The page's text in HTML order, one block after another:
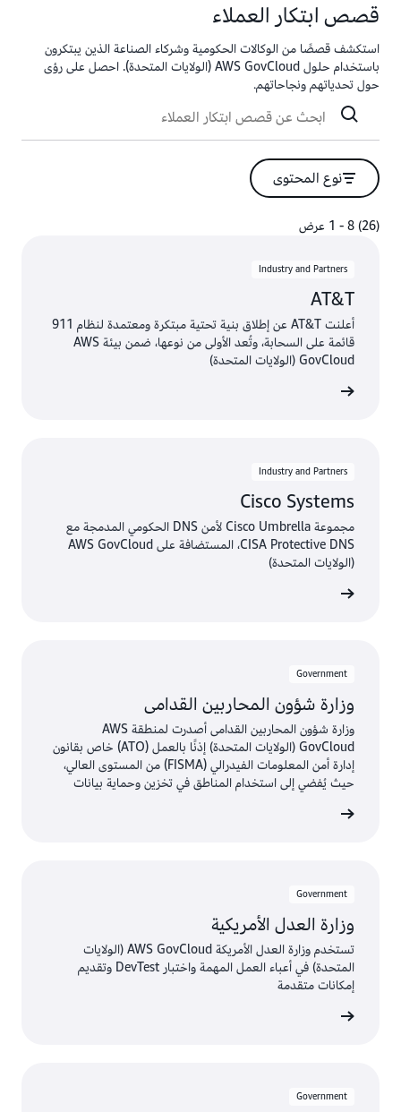
قصص ابتكار العملاء
استكشف قصصًا من الوكالات الحكومية وشركاء الصناعة الذين يبتكرون
باستخدام حلول AWS GovCloud (الولايات المتحدة). احصل على رؤى
حول تحدياتهم ونجاحاتهم.
نوع المحتوى
(26) 8 - 1 عرض
Industry and Partners
AT&T
أعلنت AT&T عن إطلاق بنية تحتية مبتكرة ومعتمدة لنظام 911
قائمة على السحابة، وتُعد الأولى من نوعها، ضمن بيئة AWS
GovCloud (الولايات المتحدة)
Industry and Partners
Cisco Systems
مجموعة Cisco Umbrella لأمن DNS الحكومي المدمجة مع
CISA Protective DNS، المستضافة على AWS GovCloud
(الولايات المتحدة)
Government
وزارة شؤون المحاربين القدامى
وزارة شؤون المحاربين القدامى أصدرت لمنطقة AWS
GovCloud (الولايات المتحدة) إذنًا بالعمل (ATO) خاص بقانون
إدارة أمن المعلومات الفيدرالي (FISMA) من المستوى العالي،
حيث يُفضي إلى استخدام المناطق في تخزين وحماية بيانات
Government
وزارة العدل الأمريكية
تستخدم وزارة العدل الأمريكة AWS GovCloud (الولايات
المتحدة) في أعباء العمل المهمة واختبار DevTest وتقديم
إمكانات متقدمة
Government